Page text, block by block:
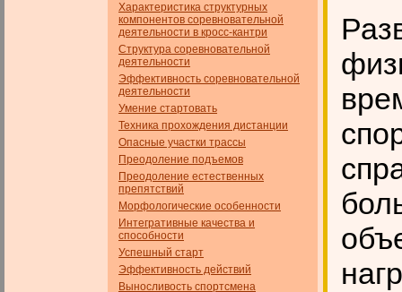
Характеристика структурных
компонентов соревновательной
деятельности в кросс-кантри
Структура соревновательной
деятельности
Эффективность соревновательной
деятельности
Умение стартовать
Техника прохождения дистанции
Опасные участки трассы
Преодоление подъемов
Преодоление естественных
препятствий
Морфологические особенности
Интегративные качества и
способности
Успешный старт
Эффективность действий
Выносливость спортсмена